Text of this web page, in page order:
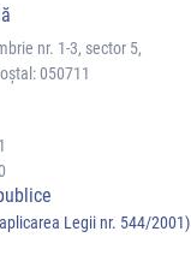
nr. 1-3, sector 5,
050711
Legii nr. 544/2001)